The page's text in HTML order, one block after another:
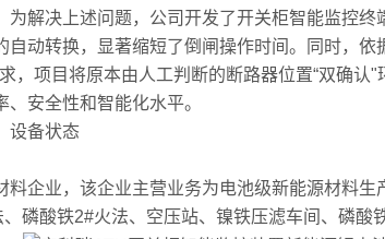
解决上述问题，公司开发了开关柜智能监控
动转换，显著缩短了倒闸操作时间。同时，
，项目将原本由人工判断的断路器位置“双确
安全性和智能化水平。
设备状态
业，该企业主营业务为电池级新能源材料生
磷酸铁2#火法、空压站、镍铁压滤车间、磷酸